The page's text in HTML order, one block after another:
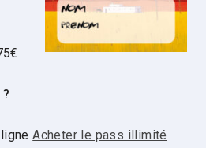
ligneAcheter le pass illimité